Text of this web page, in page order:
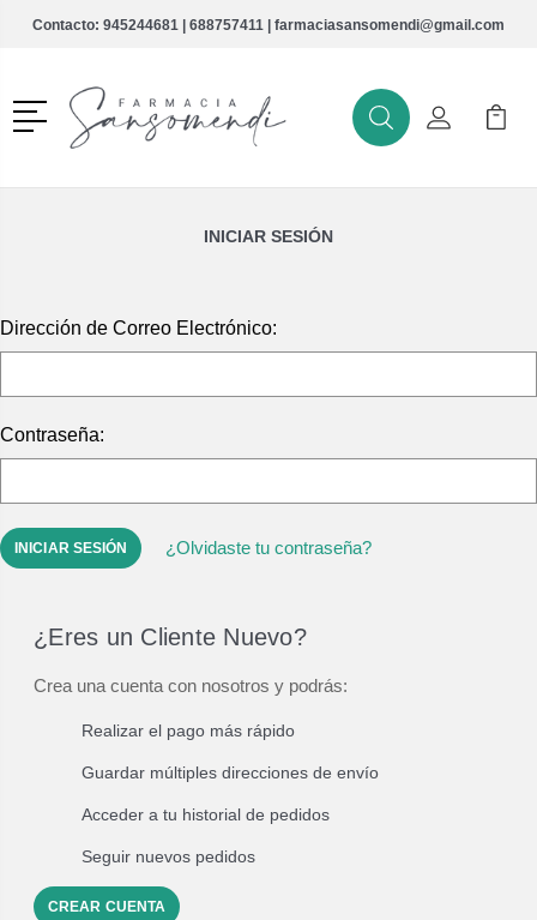
Contacto: 945244681 | 688757411 | farmaciasansomendi@gmail.com
Menú
BuscarMi Cuenta
Mi
INICIAR SESIÓN
Dirección de Correo Electrónico:
Contraseña:
¿Olvidaste tu contraseña?
¿Eres un Cliente Nuevo?
Crea una cuenta con nosotros y podrás:
Realizar el pago más rápido
Guardar múltiples direcciones de envío
Acceder a tu historial de pedidos
Seguir nuevos pedidos
CREAR CUENTA